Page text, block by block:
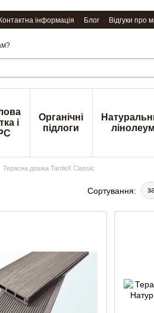
Контактна інформація Блог Відгуки про
і
Органічні
підлоги
лінолеум
Терасна дошка TardeX Classic
Сортування: